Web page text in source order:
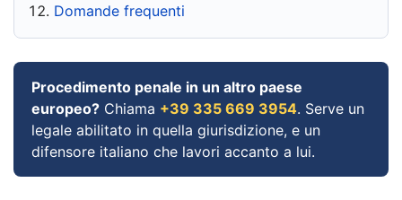
Domande frequenti
Procedimento penale in un altro paese
europeo? Chiama +39 335 669 3954. Serve un
legale abilitato in quella giurisdizione, e un
difensore italiano che lavori accanto a lui.